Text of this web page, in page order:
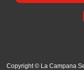
Copyright © La Campana